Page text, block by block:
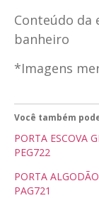
Conteúdo da
banheiro
*Imagens
Você também
PORTA ESCOVA
PEG722
PORTA
PAG721